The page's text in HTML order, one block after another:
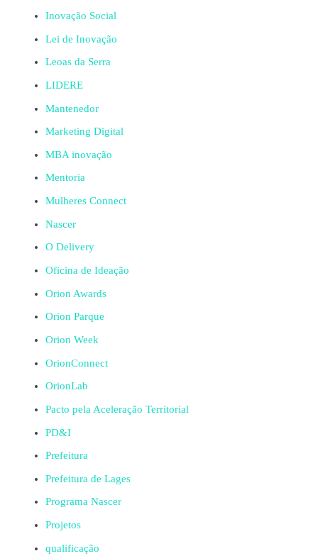
Inovação Social
Lei de Inovação
Leoas da Serra
LIDERE
Mantenedor
Marketing Digital
MBA inovação
Mentoria
Mulheres Connect
Nascer
O Delivery
Oficina de Ideação
Orion Awards
Orion Parque
Orion Week
OrionConnect
OrionLab
Pacto pela Aceleração Territorial
PD&I
Prefeitura
Prefeitura de Lages
Programa Nascer
Projetos
qualificação